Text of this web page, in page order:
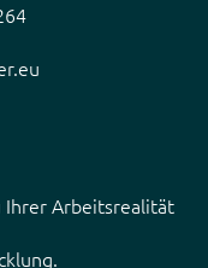
Ihrer Arbeitsrealität